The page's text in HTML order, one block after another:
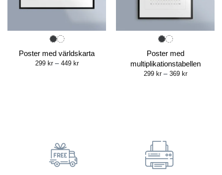
Poster med världskarta
299 kr – 449 krPrice
Poster med
multiplikationstabellen
299 kr – 369 krPrice